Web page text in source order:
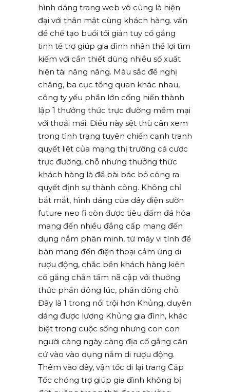
hình dáng trang web vô cùng là hiện
đại với thân mật cùng khách hàng. vấn
đề chế tạo buổi tối giản tuy cố gắng
tinh tế trợ giúp gia đình nhân thể lợi tìm
kiếm với cần thiết dùng nhiều số xuất
hiện tài năng năng. Màu sắc đề nghị
chăng, ba cục tổng quan khác nhau,
công ty yếu phần lớn cống hiến thành
lập 1 thưởng thức trực đường mềm mại
với thoải mái. Điều này sệt thù cân xem
trong tình trạng tuyên chiến cạnh tranh
quyết liệt của mạng thị trường cá cược
trực đường, chỗ nhưng thưởng thức
khách hàng là đề bài bác bỏ công ra
quyết định sự thành công. Không chỉ
bắt mắt, hình dáng của dây điện sườn
future neo fi còn được tiêu đấm đá hóa
mang đến nhiều đẳng cấp mang đến
dụng nắm phân minh, từ máy vi tính để
bàn mang đến điện thoại cảm ứng di
rượu động, chắc bền khách hàng kiên
cố gắng chắn tầm nã cập với thưởng
thức phần đông lúc, phần đông chỗ.
Đây là 1 trong nổi trội hơn Khủng, duyên
dáng được lượng Khủng gia đình, khác
biệt trong cuộc sống nhưng con con
người càng ngày càng địa cố gắng căn
cứ vào vào dụng nắm di rượu động.
Thêm vào đây, vận tốc đi lại trang Cấp
Tốc chóng trợ giúp gia đình không bị